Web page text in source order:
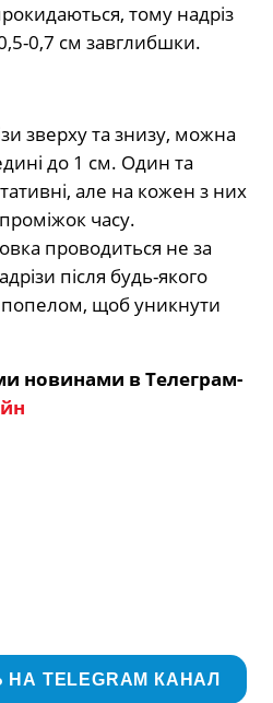
тому надріз
0,7 см завглибшки.
зверху та знизу, можна
до 1 см. Один та
але на кожен з них
часу.
проводиться не за
після будь-якого
щоб уникнути
новинами в Телеграм-
TELEGRAM КАНАЛ